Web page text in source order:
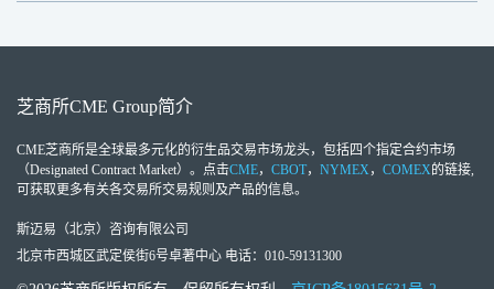
芝商所CME Group简介
CME芝商所是全球最多元化的衍生品交易市场龙头，包括四个指定合约市场
（Designated Contract Market）。点击CME， CBOT， NYMEX， COMEX的链接,
可获取更多有关各交易所交易规则及产品的信息。
斯迈易（北京）咨询有限公司
北京市西城区武定侯街6号卓著中心 电话：010-59131300